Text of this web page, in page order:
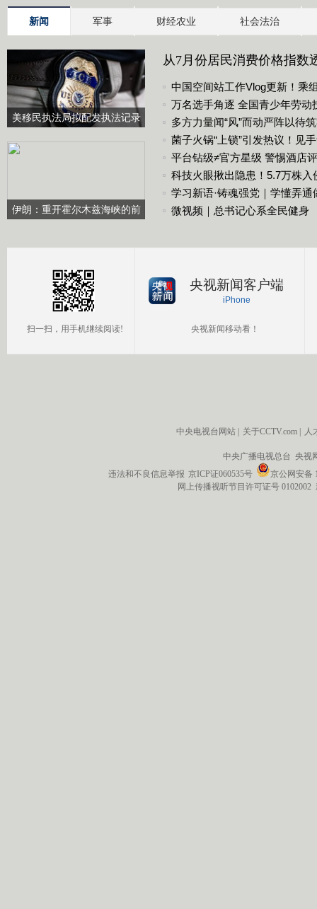
新闻 军事 财经农业 社会法治
美移民执法局拟配发执法记录
伊朗：重开霍尔木兹海峡的前
从7月份居民消费价格指数
商品价格保持平稳
中国空间站工作Vlog更新！乘
万名选手角逐 全国青少年劳
多方力量闻“风”而动严阵以待
命财产安全
菌子火锅“上锁”引发热议！见
平台钻级≠官方星级 警惕酒店
科技火眼揪出隐患！5.7万株
学习新语·铸魂强党｜学懂弄
微视频｜总书记心系全民健身
扫一扫，用手机继续阅读!
央视新闻客户端
iPhone
央视新闻移动看！
中央电视台网站 关于CCTV.com 人
中央广播电视总台 央视
违法和不良信息举报 京ICP证060535号
京公网安备
网上传播视听节目许可证号 0102002